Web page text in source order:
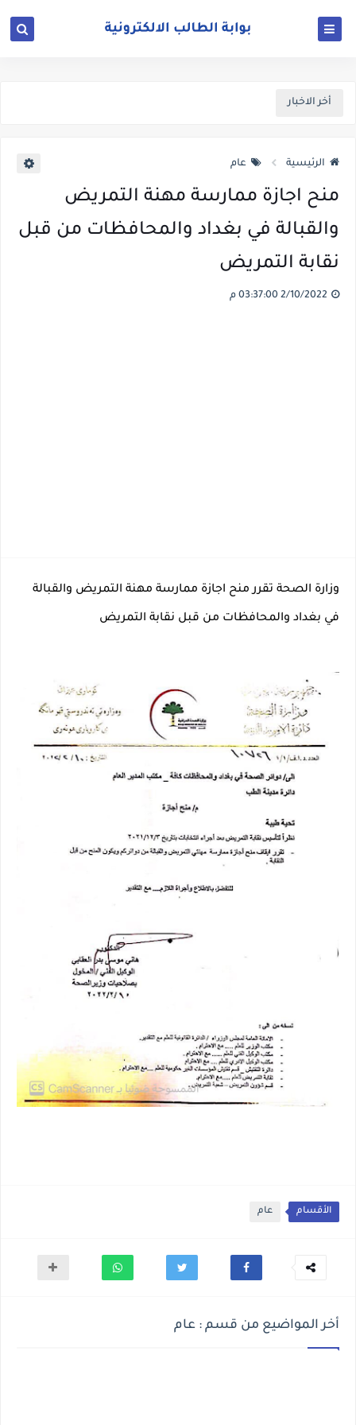
أخر الاخبار
الرئيسية عام
منح اجازة ممارسة مهنة التمريض
والقبالة في بغداد والمحافظات من قبل
نقابة التمريض
في بغداد والمحافظات من قبل نقابة التمريض
الأقسام عام
أخر المواضيع من قسم : عام